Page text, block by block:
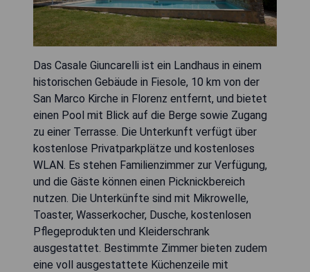
Das Casale Giuncarelli ist ein Landhaus in einem
historischen Gebäude in Fiesole, 10 km von der
San Marco Kirche in Florenz entfernt, und bietet
einen Pool mit Blick auf die Berge sowie Zugang
zu einer Terrasse. Die Unterkunft verfügt über
kostenlose Privatparkplätze und kostenloses
WLAN. Es stehen Familienzimmer zur Verfügung,
und die Gäste können einen Picknickbereich
nutzen. Die Unterkünfte sind mit Mikrowelle,
Toaster, Wasserkocher, Dusche, kostenlosen
Pflegeprodukten und Kleiderschrank
ausgestattet. Bestimmte Zimmer bieten zudem
eine voll ausgestattete Küchenzeile mit